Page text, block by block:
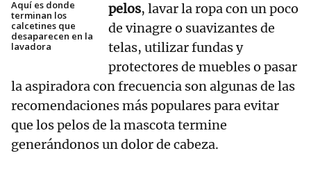
Aquí es donde
terminan los
calcetines que
desaparecen en la
lavadora
pelos, lavar la ropa con un poco
de vinagre o suavizantes de
telas, utilizar fundas y
protectores de muebles o pasar
la aspiradora con frecuencia son algunas de las
recomendaciones más populares para evitar
que los pelos de la mascota termine
generándonos un dolor de cabeza.